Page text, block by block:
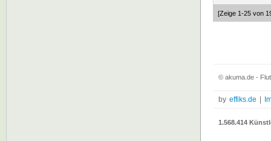
[Zeige 1-25 von
© akuma.de -
by effiks.de
1.568.414